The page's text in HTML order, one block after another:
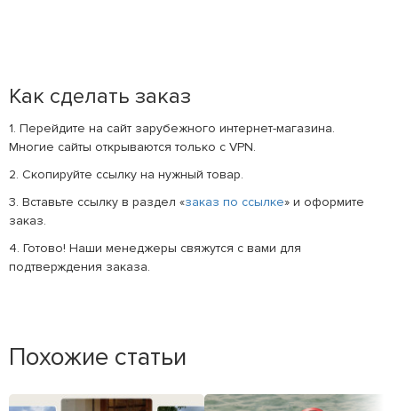
Как сделать заказ
1. Перейдите на сайт зарубежного интернет-магазина.
Многие сайты открываются только с VPN.
2. Скопируйте ссылку на нужный товар.
3. Вставьте ссылку в раздел «заказ по ссылке» и оформите
заказ.
4. Готово! Наши менеджеры свяжутся с вами для
подтверждения заказа.
Похожие статьи